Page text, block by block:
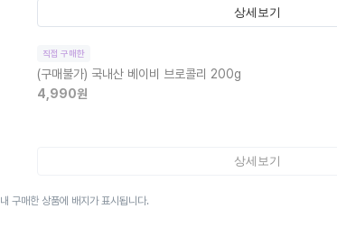
상세보기
직접 구매한
(구매불가) 국내산 베이비 브로콜리 200g
4,990원
상세보기
구매한 상품에 배지가 표시됩니다.